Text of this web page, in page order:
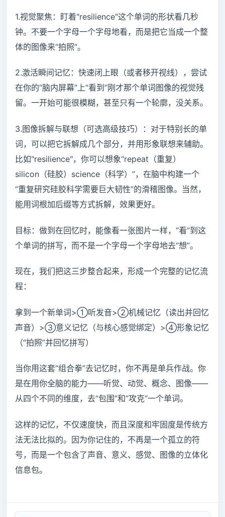
1.视觉聚焦：盯着"resilience"这个单词的形状看几秒
钟。不要一个字母一个字母地看，而是把它当成一个整
体的图像来“拍照”。
2.激活瞬间记忆：快速闭上眼（或者移开视线），尝试
在你的“脑内屏幕”上“看到”刚才那个单词图像的视觉残
留。一开始可能很模糊，甚至只有一个轮廓，没关系。
3.图像拆解与联想（可选高级技巧）：对于特别长的单
词，可以把它拆解成几个部分，并用形象联想来辅助。
比如"resilience"，你可以想象“repeat（重复）
silicon（硅胶）science（科学）”，在脑中构建一个
“重复研究硅胶科学需要巨大韧性”的滑稽图像。当然，
能用词根加后缀等方式拆解，效果更好。
目标：做到在回忆时，能像看一张图片一样，“看”到这
个单词的拼写，而不是一个字母一个字母地去“想”。
现在，我们把这三步整合起来，形成一个完整的记忆流
程：
拿到一个新单词>①听发音>②机械记忆（读出并回忆
声音）>③意义记忆（与核心感觉绑定）>④形象记忆
（“拍照”并回忆拼写）
当你用这套“组合拳”去记忆时，你不再是单兵作战。你
是在用你全脑的能力——听觉、动觉、概念、图像——
从四个不同的维度，去“包围”和“攻克”一个单词。
这样的记忆，不仅速度快，而且深度和牢固度是传统方
法无法比拟的。因为你记住的，不再是一个孤立的符
号，而是一个包含了声音、意义、感觉、图像的立体化
信息包。